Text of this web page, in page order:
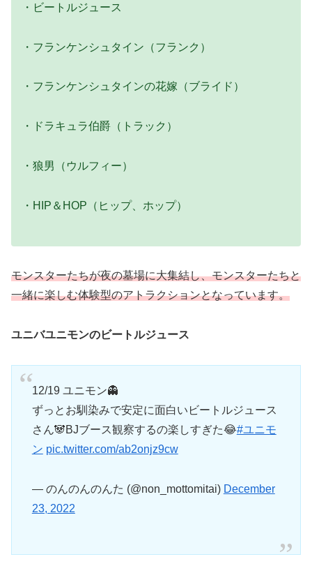
・ビートルジュース
・フランケンシュタイン（フランク）
・フランケンシュタインの花嫁（ブライド）
・ドラキュラ伯爵（トラック）
・狼男（ウルフィー）
・HIP＆HOP（ヒップ、ホップ）
モンスターたちが夜の墓場に大集結し、モンスターたちと
一緒に楽しむ体験型のアトラクションとなっています。
ユニバユニモンのビートルジュース
12/19 ユニモン👻
ずっとお馴染みで安定に面白いビートルジュース
さん🐼BJブース観察するの楽しすぎた😂#ユニモ
ン pic.twitter.com/ab2onjz9cw
— のんのんのんた (@non_mottomitai) December
23, 2022